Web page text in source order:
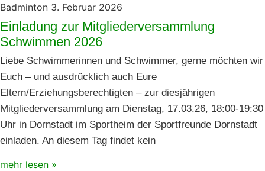
Badminton 3. Februar 2026
Einladung zur Mitgliederversammlung
Schwimmen 2026
Liebe Schwimmerinnen und Schwimmer, gerne möchten wir
Euch – und ausdrücklich auch Eure
Eltern/Erziehungsberechtigten – zur diesjährigen
Mitgliederversammlung am Dienstag, 17.03.26, 18:00-19:30
Uhr in Dornstadt im Sportheim der Sportfreunde Dornstadt
einladen. An diesem Tag findet kein
mehr lesen »